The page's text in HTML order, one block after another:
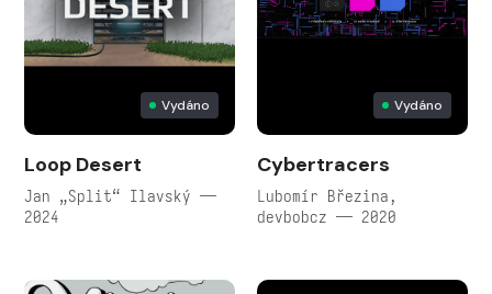
Vydáno
Loop Desert
Jan „Split“ Ilavský —
2024
Vydáno
Cybertracers
Lubomír Březina,
devbobcz — 2020